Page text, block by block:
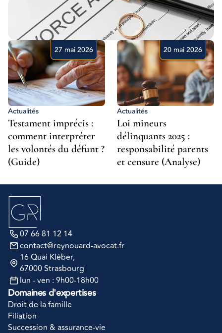
27 mai 2026
Actualités
Testament imprécis :
comment interpréter
les volontés du défunt ?
(Guide)
20 mai 2026
Actualités
Loi mineurs
délinquants 2025 :
responsabilité parents
et censure (Analyse)
07 66 81 12 14
contact@reynouard-avocat.fr
16 Quai Kléber,
67000 Strasbourg
lun - ven : 9h00-18h00
Domaines d'expertises
Droit de la famille
Filiation
Succession & assurance-vie